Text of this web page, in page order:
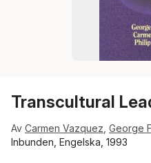
Transcultural
Av Carmen Vazquez George
Inbunden, Engelska, 1993